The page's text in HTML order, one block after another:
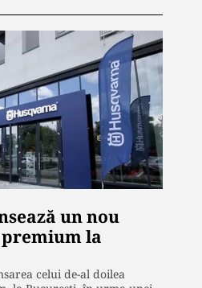
un nou
la
celui de-al doilea